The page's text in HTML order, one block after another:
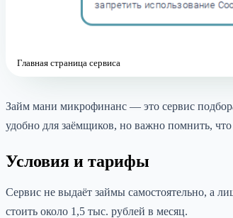
Главная страница сервиса
Займ мани микрофинанс — это сервис
удобно для заёмщиков, но важно помнить,
Условия и тарифы
Сервис не выдаёт займы самостоятельно, а
стоить около 1,5 тыс. рублей в месяц.